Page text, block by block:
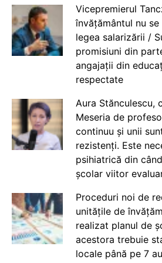
Vicepremierul
învățământul nu
legea salarizării /
promisiuni din
angajații din
respectate
Aura Stănculescu,
Meseria de
continuu și unii
rezistenți. Este
psihiatrică din
școlar viitor
Proceduri noi de
unitățile de
realizat planul de
acestora trebuie
locale până pe 7